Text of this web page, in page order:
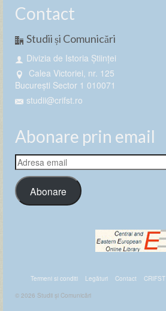
Contact
Studii și Comunicări
Divizia de Istoria Științei
Calea Victoriei, nr. 125
București Sector 1 010071
studii@crifst.ro
Abonare prin email
Adresa
email
Abonare
Termeni si conditi Legături Contact CRIFST
© 2026 Studii și Comunicări